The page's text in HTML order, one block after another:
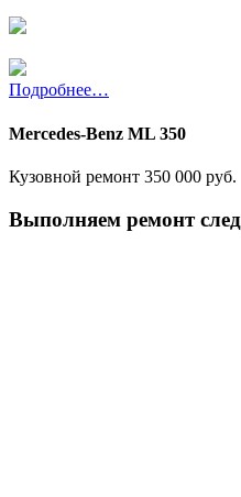
Подробнее…
Mercedes-Benz ML 350
Кузовной ремонт 350 000 руб.
Выполняем ремонт